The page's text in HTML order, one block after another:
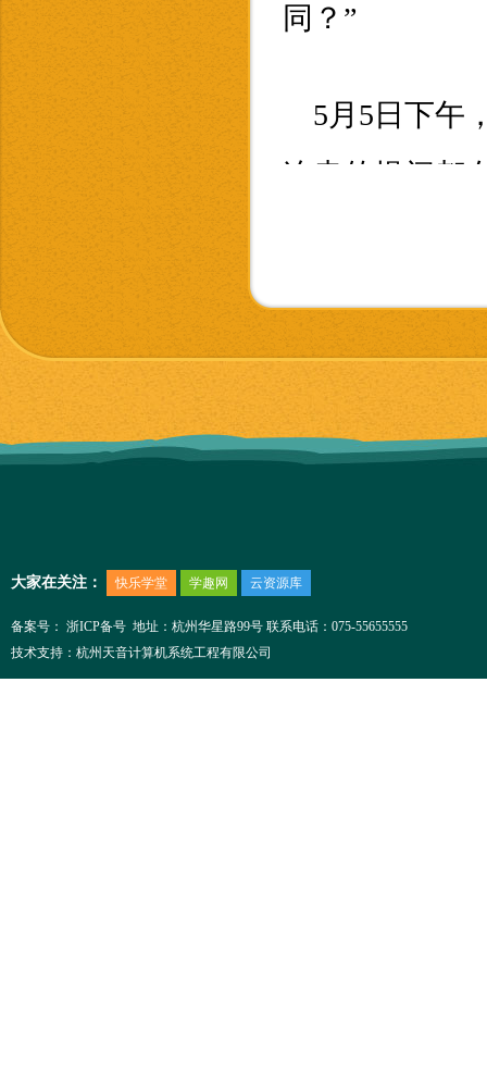
同？”
5月 5 日下午
连串的提问都
知识。
据悉，我校
个连队，有的
在拓展区开展
同学们正在接
大家在关注： 快乐学堂 学趣网 云资源库
备案号： 浙ICP备号 地址：杭州华星路99号 联系电话：075-55655555
技术支持：杭州天音计算机系统工程有限公司